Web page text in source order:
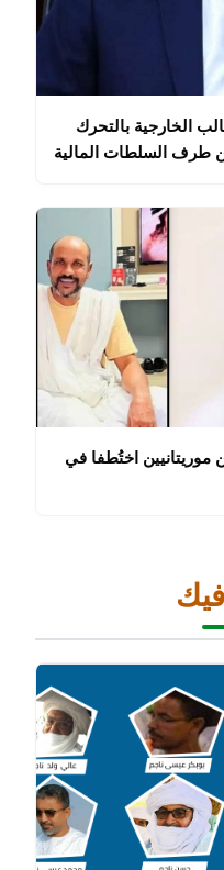
الخارجية بالتحرك
من طرف السلطات المالية
موريتانيين اختُطفا في